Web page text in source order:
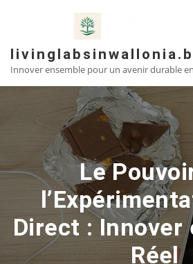
Innover ensemble pour un avenir durable
Le
Direct : Innover
Réel